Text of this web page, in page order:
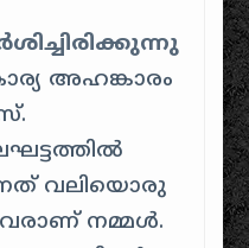
അഹങ്കാരം
വലിയൊരു
നമ്മള്‍.